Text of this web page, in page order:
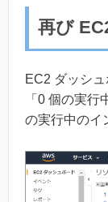
再び
EC2 ダッシ
「0 個の実
の実行中のイ